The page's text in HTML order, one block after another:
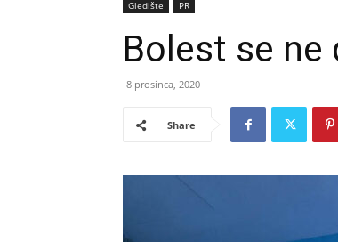
Gledište PR
Bolest se
8 prosinca, 2020
Share